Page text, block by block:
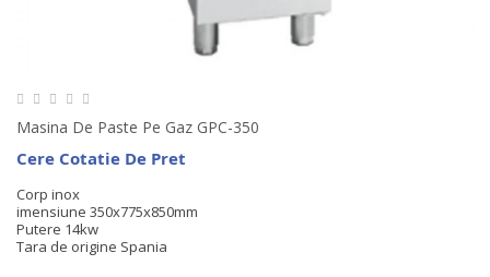
Masina De Paste Pe Gaz GPC-350
Cere Cotatie De Pret
Corp inox
imensiune 350x775x850mm
Putere 14kw
Tara de origine Spania